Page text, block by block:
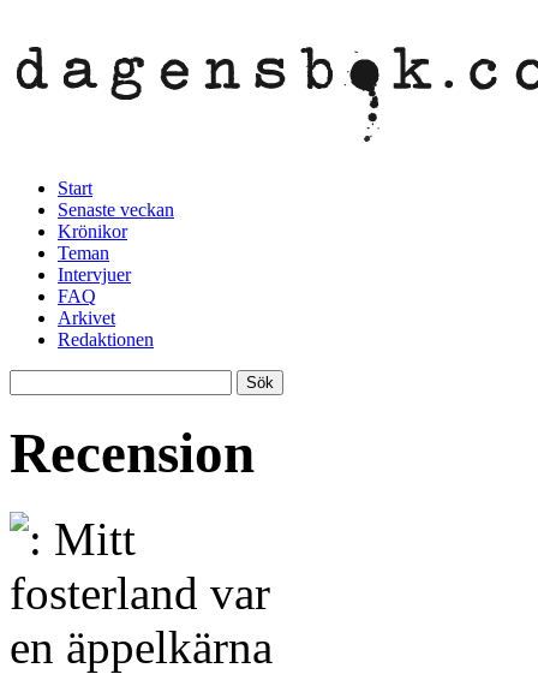
Start
Senaste veckan
Krönikor
Teman
Intervjuer
FAQ
Arkivet
Redaktionen
Recension